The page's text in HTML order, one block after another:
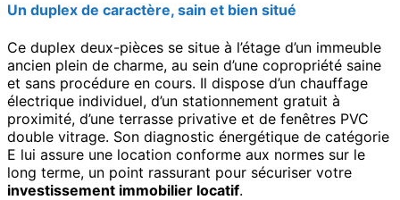
Un duplex de caractère, sain et bien situé
Ce duplex deux-pièces se situe à l’étage d’un immeuble
ancien plein de charme, au sein d’une copropriété saine
et sans procédure en cours. Il dispose d’un chauffage
électrique individuel, d’un stationnement gratuit à
proximité, d’une terrasse privative et de fenêtres PVC
double vitrage. Son diagnostic énergétique de catégorie
E lui assure une location conforme aux normes sur le
long terme, un point rassurant pour sécuriser votre
investissement immobilier locatif.